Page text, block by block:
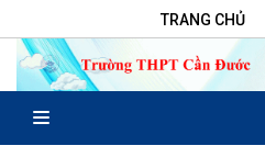
TRANG CHỦ